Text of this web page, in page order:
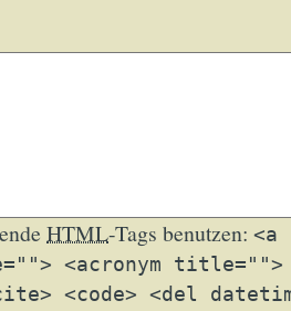
HTML-Tags benutzen:
<acronym title="">
<code> <del